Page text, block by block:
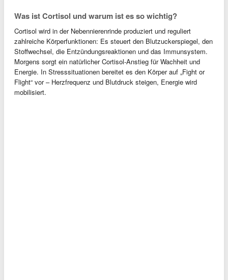
Was ist Cortisol und warum ist es so wichtig?
Cortisol wird in der Nebennierenrinde produziert und reguliert
zahlreiche Körperfunktionen: Es steuert den Blutzuckerspiegel, den
Stoffwechsel, die Entzündungsreaktionen und das Immunsystem.
Morgens sorgt ein natürlicher Cortisol-Anstieg für Wachheit und
Energie. In Stresssituationen bereitet es den Körper auf „Fight or
Flight“ vor – Herzfrequenz und Blutdruck steigen, Energie wird
mobilisiert.